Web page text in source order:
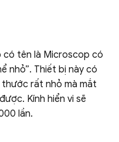
tên là Microscop có
nhỏ”. Thiết bị này có
rất nhỏ mà mắt
Kính hiển vi sẽ
lần.